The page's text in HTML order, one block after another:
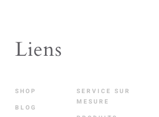
Liens
SHOP
BLOG
SERVICE SUR
MESURE